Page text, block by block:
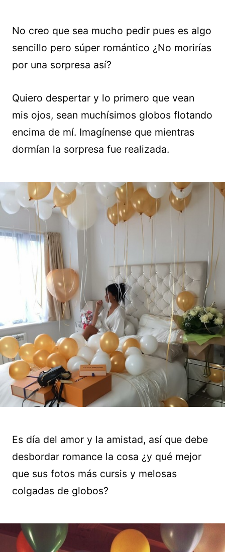
No creo que sea mucho pedir pues es algo
sencillo pero súper romántico ¿No morirías
por una sorpresa así?
Quiero despertar y lo primero que vean
mis ojos, sean muchísimos globos flotando
encima de mí. Imagínense que mientras
dormían la sorpresa fue realizada.
Es día del amor y la amistad, así que debe
desbordar romance la cosa ¿y qué mejor
que sus fotos más cursis y melosas
colgadas de globos?